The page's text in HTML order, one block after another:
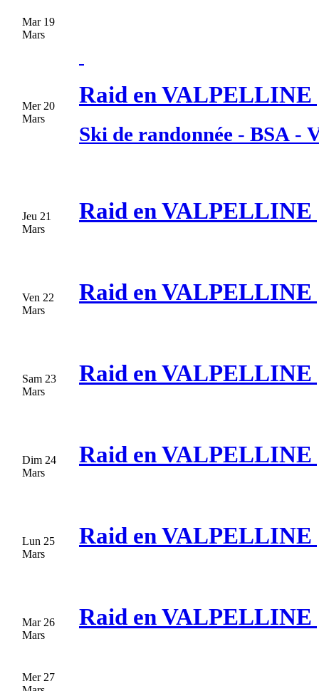
Mar 19
Mars
Mer 20
Mars
Raid en
Ski de randonnée - BSA -
Jeu 21
Mars
Raid en
Ven 22
Mars
Raid en
Sam 23
Mars
Raid en
Dim 24
Mars
Raid en
Lun 25
Mars
Raid en
Mar 26
Mars
Raid en
Mer 27